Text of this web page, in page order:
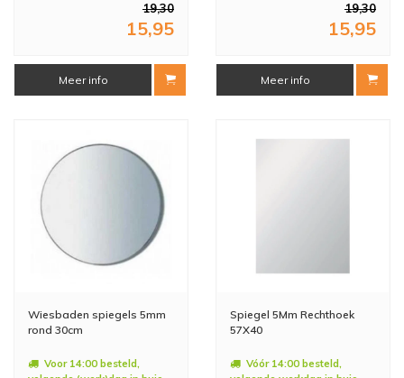
19,30
15,95
Meer info
19,30
15,95
Meer info
Wiesbaden spiegels 5mm
rond 30cm
Voor 14:00 besteld,
Spiegel 5Mm Rechthoek
57X40
Vóór 14:00 besteld,